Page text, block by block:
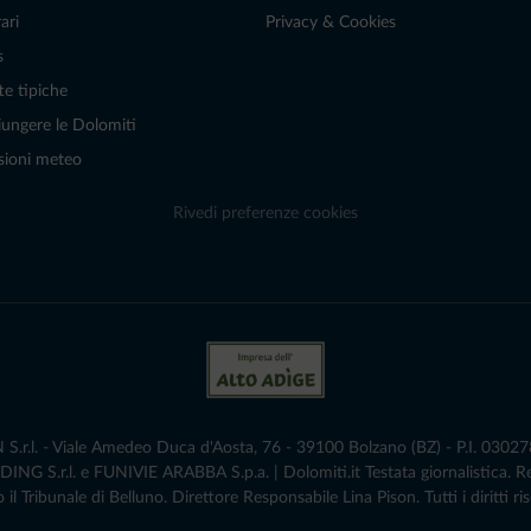
tipiche
le Dolomiti
meteo
Privacy & Cookies
Rivedi preferenze cookies
- Viale Amedeo Duca d'Aosta, 76 - 39100 Bolzano (BZ) - P.I.
S.r.l. e FUNIVIE ARABBA S.p.a. | Dolomiti.it Testata giornalistica.
il Tribunale di Belluno.­ Direttore Responsabile Lina Pison. Tutti i diritti